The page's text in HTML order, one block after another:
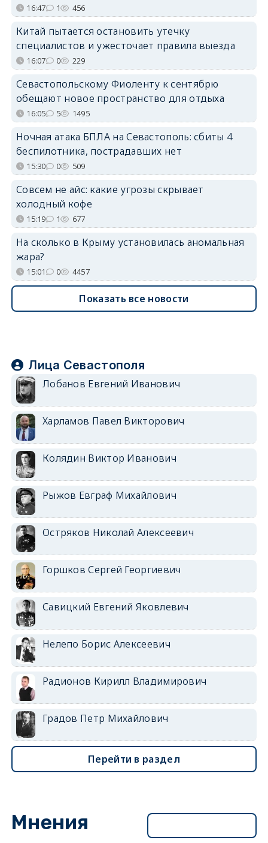
16:47 1 456
Китай пытается остановить утечку
специалистов и ужесточает правила выезда
16:07 0 229
Севастопольскому Фиоленту к сентябрю
обещают новое пространство для отдыха
16:05 5 1495
Ночная атака БПЛА на Севастополь: сбиты 4
беспилотника, пострадавших нет
15:30 0 509
Совсем не айс: какие угрозы скрывает
холодный кофе
15:19 1 677
На сколько в Крыму установилась аномальная
жара?
15:01 0 4457
Показать все новости
Лица Севастополя
Лобанов Евгений Иванович
Харламов Павел Викторович
Колядин Виктор Иванович
Рыжов Евграф Михайлович
Остряков Николай Алексеевич
Горшков Сергей Георгиевич
Савицкий Евгений Яковлевич
Нелепо Борис Алексеевич
Радионов Кирилл Владимирович
Градов Петр Михайлович
Перейти в раздел
Мнения